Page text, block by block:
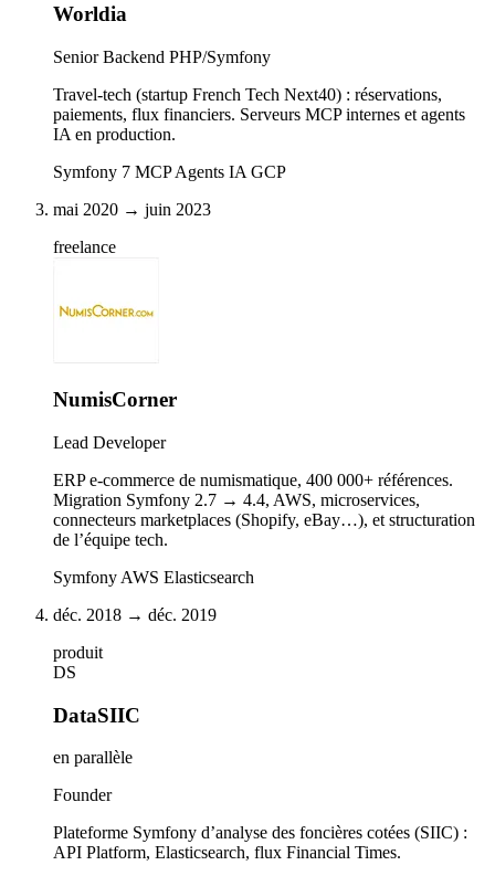
Worldia
Senior Backend PHP/Symfony
Travel-tech (startup French Tech Next40) : réservations,
paiements, flux financiers. Serveurs MCP internes et agents
IA en production.
Symfony 7 MCPAgents IA GCP
mai 2020 → juin 2023
freelance
NumisCorner
Lead Developer
ERP e-commerce de numismatique, 400 000+ références.
Migration Symfony 2.7 → 4.4, AWS, microservices,
connecteurs marketplaces (Shopify, eBay…), et structuration
de l’équipe tech.
Symfony AWS Elasticsearch
déc. 2018 → déc. 2019
produit
DS
DataSIIC
en parallèle
Founder
Plateforme Symfony d’analyse des foncières cotées (SIIC) :
API Platform, Elasticsearch, flux Financial Times.